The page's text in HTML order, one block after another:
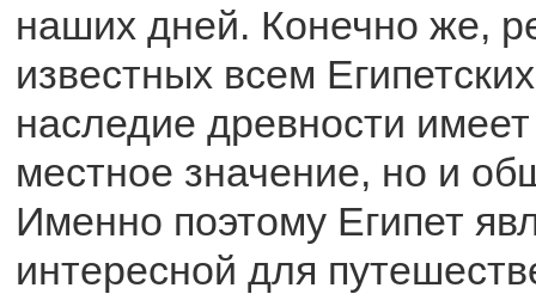
наших дней. Конечно же,
известных всем
наследие древности
местное значение, но и
Именно поэтому Египет
интересной для